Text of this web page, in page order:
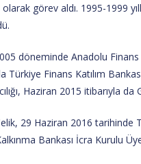
görev aldı. 1995-1999
döneminde Anadolu Finans
Türkiye Finans Katılım
Haziran 2015 itibarıyla
29 Haziran 2016 tarihinde
Bankası İcra Kurulu